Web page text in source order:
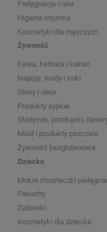
Pielęgnacja ciała
Higiena intymna
Kosmetyki dla mężczyzn
Żywność
Kawa, herbata i kakao
Napoje, wody i soki
Oliwy i oleje
Produkty sypkie
Słodycze, przekąski,
Miód i produkty pszczele
Żywność bezglutenowa
Dziecko
Mokre chusteczki
Pieluchy
Zabawki
Kosmetyki dla dziecka